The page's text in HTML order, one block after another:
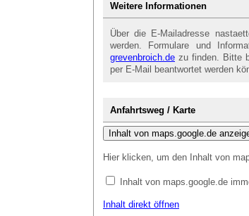
Weitere Informationen
Über die E-Mailadresse
werden. Formulare und
grevenbroich.de zu finden. Bitte
per E-Mail beantwortet werden
Anfahrtsweg / Karte
Inhalt von maps.google.de
Hier klicken, um den Inhalt von
Inhalt von maps.google.de
Inhalt direkt öffnen